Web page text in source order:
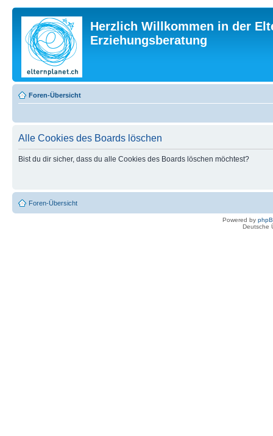
Herzlich Willkommen in der
Erziehungsberatung
Foren-Übersicht
Alle Cookies des Boards löschen
Bist du dir sicher, dass du alle Cookies des Boards löschen möchtest?
Foren-Übersicht
Powered by
Deutsche